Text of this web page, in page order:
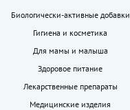
Биологически-активные добавки
Гигиена и косметика
Для мамы и малыша
Здоровое питание
Лекарственные препараты
Медицинские изделия